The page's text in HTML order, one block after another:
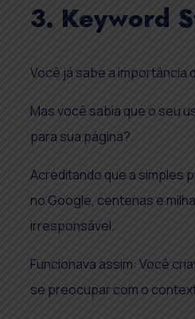
3. Keyword
Você já sabe a importância
Mas você sabia que o seu
para sua página?
Acreditando que a simples
no Google, centenas e
irresponsável.
Funcionava assim: Você
se preocupar com o